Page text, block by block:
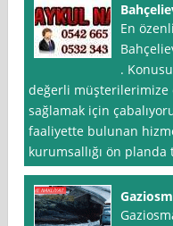
En
.
değerli müşterilerimize
sağlamak için
faaliyette bulunan
kurumsallığı ön